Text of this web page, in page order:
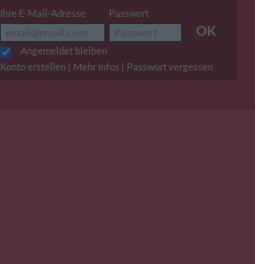
Ihre E-Mail-Adresse Passwort
OK
Angemeldet bleiben
Konto erstellen | Mehr Infos | Passwort vergessen